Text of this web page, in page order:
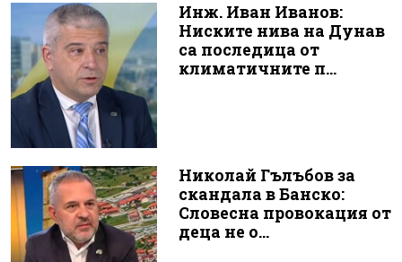
Инж. Иван Иванов:
Ниските нива на Дунав
са последица от
климатичните п...
Николай Гълъбов за
скандала в Банско:
Словесна провокация от
деца не о...